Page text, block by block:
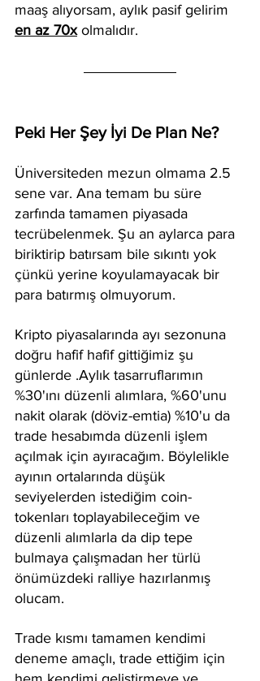
maaş alıyorsam, aylık pasif gelirim
en az 70x olmalıdır.
Peki Her Şey İyi De Plan Ne?
Üniversiteden mezun olmama 2.5
sene var. Ana temam bu süre
zarfında tamamen piyasada
tecrübelenmek. Şu an aylarca para
biriktirip batırsam bile sıkıntı yok
çünkü yerine koyulamayacak bir
para batırmış olmuyorum.
Kripto piyasalarında ayı sezonuna
doğru hafif hafif gittiğimiz şu
günlerde .Aylık tasarruflarımın
%30'ını düzenli alımlara, %60'unu
nakit olarak (döviz-emtia) %10'u da
trade hesabımda düzenli işlem
açılmak için ayıracağım. Böylelikle
ayının ortalarında düşük
seviyelerden istediğim coin-
tokenları toplayabileceğim ve
düzenli alımlarla da dip tepe
bulmaya çalışmadan her türlü
önümüzdeki ralliye hazırlanmış
olucam.
Trade kısmı tamamen kendimi
deneme amaçlı, trade ettiğim için